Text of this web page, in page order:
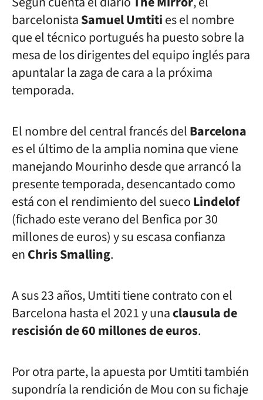
barcelonistaSamuel Umtities el nombre
que el técnico portugués ha puesto sobre la
mesa de los dirigentes del equipo inglés para
apuntalar la zaga de cara a la próxima
temporada.
El nombre del central francés delBarcelona
es el último de la amplia nomina que viene
manejando Mourinho desde que arrancó la
presente temporada, desencantado como
está con el rendimiento del suecoLindelof
(fichado este verano del Benfica por 30
millones de euros) y su escasa confianza
enChris Smalling.
A sus 23 años, Umtiti tiene contrato con el
Barcelona hasta el 2021 y unaclausula de
rescisión de 60 millones de euros.
Por otra parte, la apuesta por Umtiti también
supondría la rendición de Mou con su fichaje